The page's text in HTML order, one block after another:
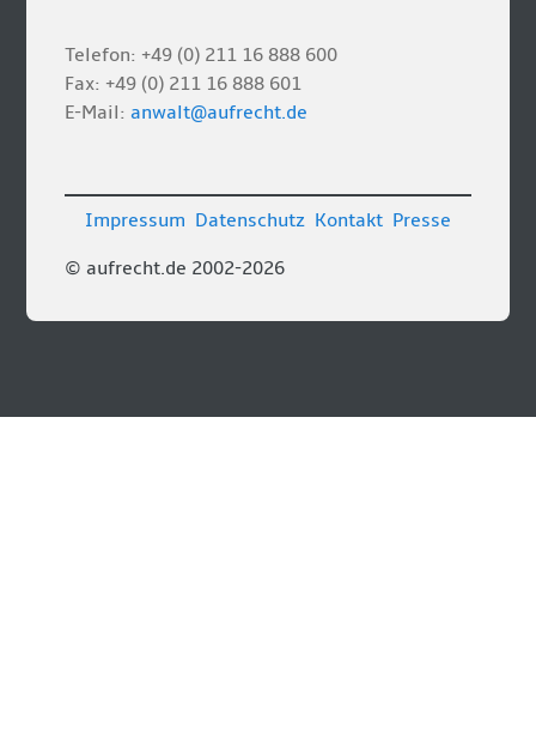
Telefon: +49 (0) 211 16 888 600
Fax: +49 (0) 211 16 888 601
E-Mail:anwalt@aufrecht.de
© aufrecht.de 2002-2026
Impressum Datenschutz Kontakt Presse